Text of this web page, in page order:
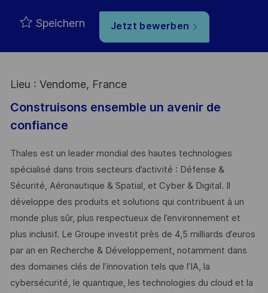
Speichern Jetzt bewerben
Lieu : Vendome, France
Construisons ensemble un avenir de
confiance
Thales est un leader mondial des hautes technologies
spécialisé dans trois secteurs d’activité : Défense &
Sécurité, Aéronautique & Spatial, et Cyber & Digital. Il
développe des produits et solutions qui contribuent à un
monde plus sûr, plus respectueux de l’environnement et
plus inclusif. Le Groupe investit près de 4,5 milliards d’euros
par an en Recherche & Développement, notamment dans
des domaines clés de l’innovation tels que l’IA, la
cybersécurité, le quantique, les technologies du cloud et la